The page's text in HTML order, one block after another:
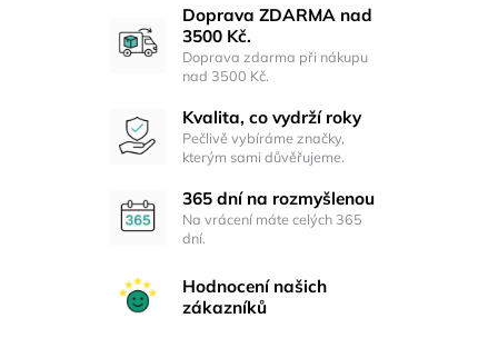
Doprava ZDARMA nad
3500 Kč.
Doprava zdarma při nákupu
nad 3500 Kč.
Kvalita, co vydrží roky
Pečlivě vybíráme značky,
kterým sami důvěřujeme.
365 dní na rozmyšlenou
Na vrácení máte celých 365
dní.
Hodnocení našich
zákazníků